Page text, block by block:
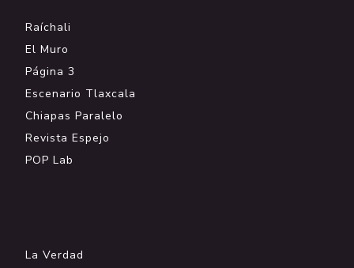
Raíchali
El Muro
Página 3
Escenario Tlaxcala
Chiapas Paralelo
Revista Espejo
POP Lab
La Verdad